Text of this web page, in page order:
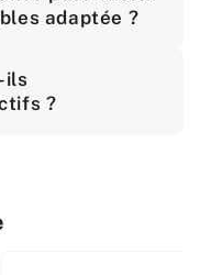
adaptée ?
ils
?